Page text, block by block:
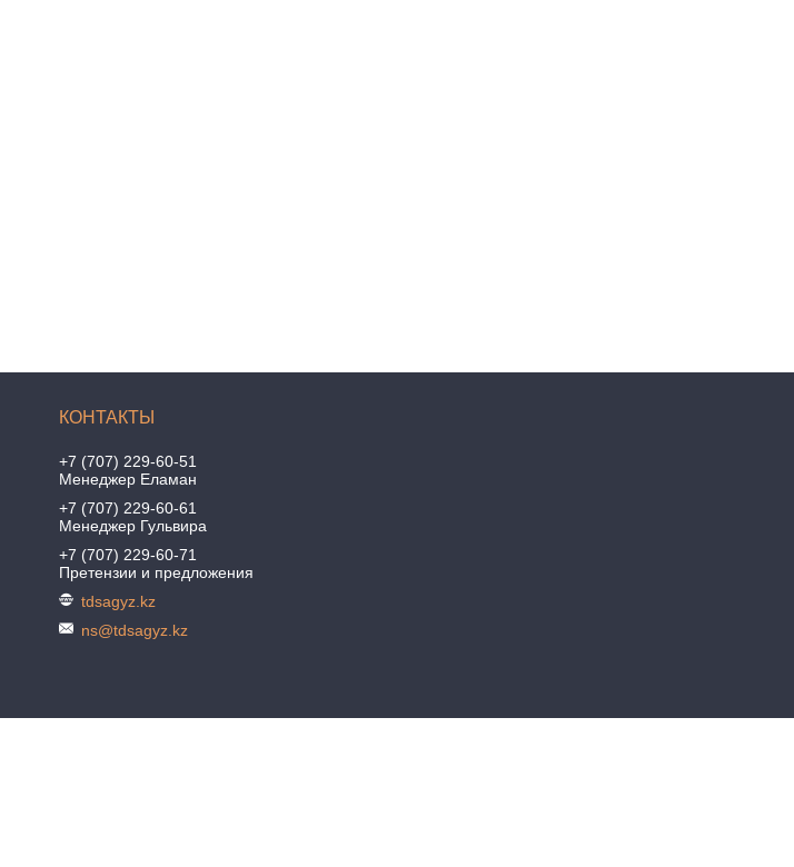
+7 (707) 229-60-51
Менеджер Еламан
+7 (707) 229-60-61
Менеджер Гульвира
+7 (707) 229-60-71
Претензии и предложения
tdsagyz.kz
ns@tdsagyz.kz